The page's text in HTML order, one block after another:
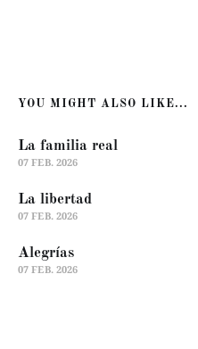
YOU MIGHT ALSO LIKE...
La familia real
07 FEB. 2026
La libertad
07 FEB. 2026
Alegrías
07 FEB. 2026